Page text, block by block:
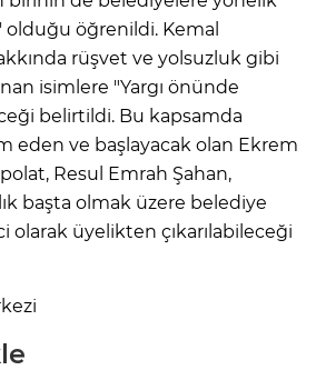
öğrenildi. Kemal
rüşvet ve yolsuzluk gibi
isimlere "Yargı önünde
belirtildi. Bu kapsamda
eden ve başlayacak olan Ekrem
Resul Emrah Şahan,
başta olmak üzere belediye
olarak üyelikten çıkarılabileceği